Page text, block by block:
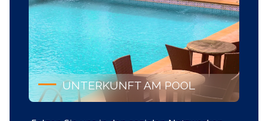
UNTERKUNFT AM POOL